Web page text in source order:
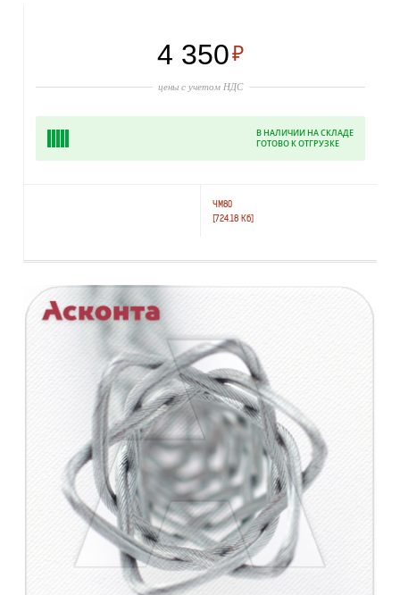
4 350₽
цены с учетом НДС
В НАЛИЧИИ НА СКЛАДЕ
ГОТОВО К ОТГРУЗКЕ
ЧМ80
[724.18 Кб]